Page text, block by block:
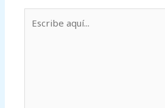
aquí...